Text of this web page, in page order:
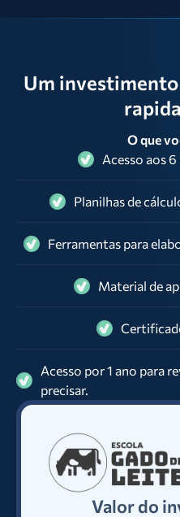
Um investimento
O que
Acesso aos
Planilhas de
Ferramentas para
Material de
Acesso por 1 ano para
precisar.
Valor do